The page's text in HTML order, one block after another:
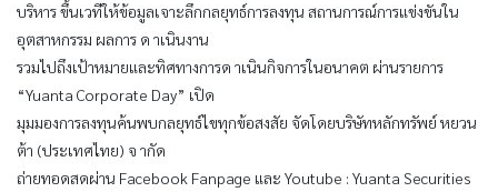
บริหาร ขึ้นเวทีให้ข้อมูลเจาะลึกกลยุทธ์การลงทุน สถานการณ์การแข่งขันใน
อุตสาหกรรม ผลการ ด าเนินงาน
รวมไปถึงเป้าหมายและทิศทางการด าเนินกิจการในอนาคต ผ่านรายการ
“Yuanta Corporate Day” เปิด
มุมมองการลงทุนค้นพบกลยุทธ์ไขทุกข้อสงสัย จัดโดยบริษัทหลักทรัพย์ หยวน
ต้า (ประเทศไทย) จ ากัด
ถ่ายทอดสดผ่าน Facebook Fanpage และ Youtube : Yuanta Securities